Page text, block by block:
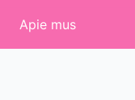
Apie mus